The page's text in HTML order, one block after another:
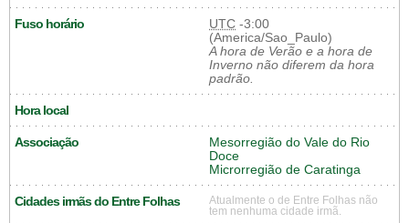
Fuso horário UTC -3:00
(America/Sao_Paulo)
A hora de Verão e a hora de
Inverno não diferem da hora
padrão.
Hora local
Associação
Mesorregião do Vale do Rio
Doce
Microrregião de Caratinga
Cidades irmãs do Entre Folhas
Atualmente o de Entre Folhas não
tem nenhuma cidade irmã.